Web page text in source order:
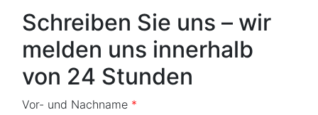
Schreiben Sie uns – wir
melden uns innerhalb
von 24 Stunden
Vor- und Nachname *